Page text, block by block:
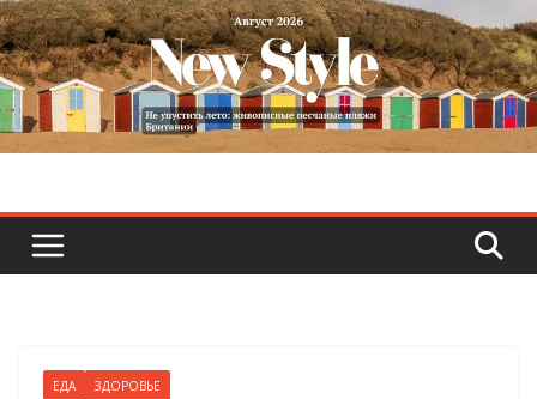
Skip
to
content
ЕДА ЗДОРОВЬЕ